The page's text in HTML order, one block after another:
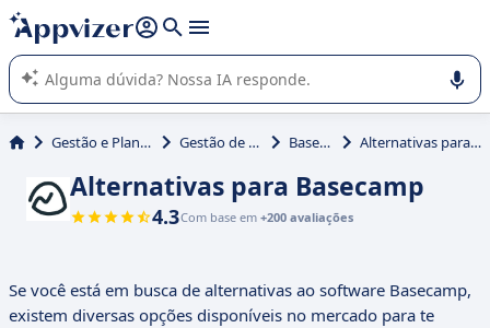
de nossa IA (várias linhas com
A IA do Appvizer o orienta no uso ou na seleção de software
SaaS para sua empresa.
Gestão e Planejamento Gestão de projetos Basecamp Alternativas para Basecamp
Alternativas para Basecamp
4.3Com base em +200 avaliações
Se você está em busca de alternativas ao software Basecamp,
existem diversas opções disponíveis no mercado para te